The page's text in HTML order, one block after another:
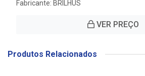
Fabricante: BRILHUS
VER PREÇO
Produtos Relacionados